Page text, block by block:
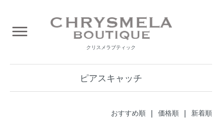
クリスメラブティック
ピアスキャッチ
おすすめ順 | 価格順 | 新着順